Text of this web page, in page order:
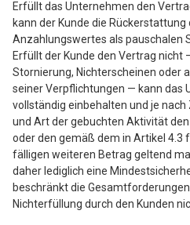
Erfüllt das Unternehmen den
kann der Kunde die Rückerstattung
Anzahlungswertes als pauschalen
Erfüllt der Kunde den Vertrag nicht
Stornierung, Nichterscheinen oder
seiner Verpflichtungen — kann das
vollständig einbehalten und je
und Art der gebuchten Aktivität
oder den gemäß dem in Artikel 4.3
fälligen weiteren Betrag geltend
daher lediglich eine
beschränkt die
Nichterfüllung durch den Kunden